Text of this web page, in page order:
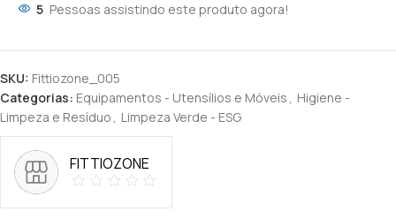
5 Pessoas assistindo este produto agora!
SKU: Fittiozone_005
Categorias: Equipamentos - Utensílios e Móveis , Higiene -
Limpeza e Resíduo , Limpeza Verde - ESG
FITTIOZONE